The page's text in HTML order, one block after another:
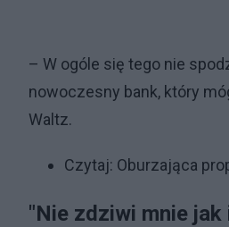
– W ogóle się tego nie
nowoczesny bank, który
Waltz.
Czytaj: Oburzająca
"Nie zdziwi mnie